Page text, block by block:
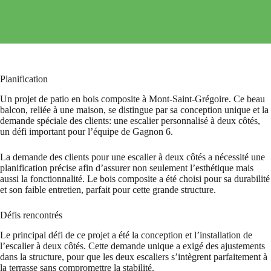
Planification
Un projet de patio en bois composite à Mont-Saint-Grégoire. Ce beau
balcon, reliée à une maison, se distingue par sa conception unique et la
demande spéciale des clients: une escalier personnalisé à deux côtés,
un défi important pour l’équipe de Gagnon 6.
La demande des clients pour une escalier à deux côtés a nécessité une
planification précise afin d’assurer non seulement l’esthétique mais
aussi la fonctionnalité. Le bois composite a été choisi pour sa durabilité
et son faible entretien, parfait pour cette grande structure.
Défis rencontrés
Le principal défi de ce projet a été la conception et l’installation de
l’escalier à deux côtés. Cette demande unique a exigé des ajustements
dans la structure, pour que les deux escaliers s’intègrent parfaitement à
la terrasse sans compromettre la stabilité.